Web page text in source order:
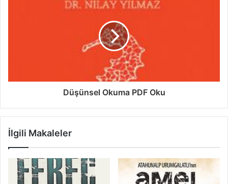
Düşünsel Okuma PDF Oku
İlgili Makaleler